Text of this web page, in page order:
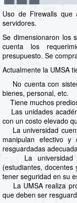
Uso de Firewalls
servidores.
Se dimensionaron los
cuenta los
presupuesto. Se
Actualmente la UMSA
No cuenta con
bienes, personal, etc.
Tiene muchos
Las unidades
con un costo elevado
La universidad
manipulan efectivo y
resguardadas
La universidad
(estudiantes, docentes
tener seguridad en su
La UMSA realiza
que deben ser